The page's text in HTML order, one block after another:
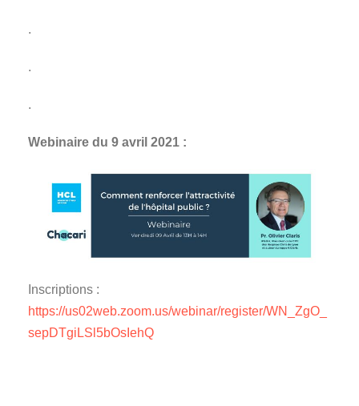
.
.
.
Webinaire du 9 avril 2021 :
Inscriptions :
https://us02web.zoom.us/webinar/register/WN_ZgO_
sepDTgiLSl5bOsIehQ